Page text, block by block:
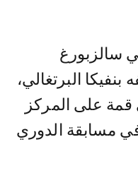
سالزبورغ
ضيفه بنفيكا البرتغالي،
على المركز
مسابقة الدوري